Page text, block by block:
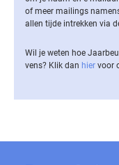
of meer mailings
allen tijde intrekken via
Wil je weten hoe
vens? Klik dan hier voor